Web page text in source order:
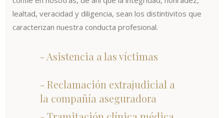
lealtad, veracidad y diligencia, sean los distintivitos que
caracterizan nuestra conducta profesional.
- Asistencia a las víctimas
- Reclamación extrajudicial a
la compañía aseguradora